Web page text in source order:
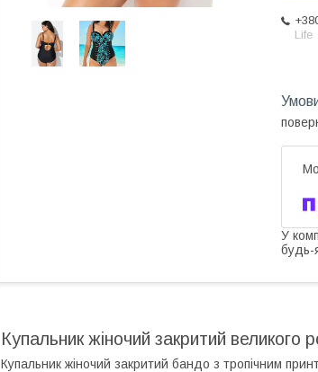
Life
У
будь-
Купальник жіночий закритий великого
Купальник жіночий закритий бандо з тропічним